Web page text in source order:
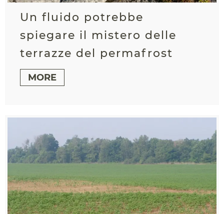
Un fluido potrebbe
spiegare il mistero delle
terrazze del permafrost
MORE